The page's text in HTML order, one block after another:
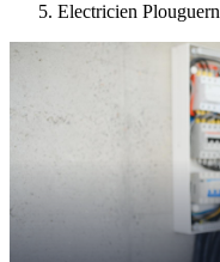
Electricien